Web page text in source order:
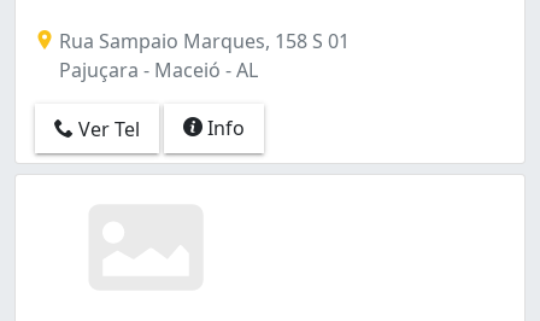
Rua Sampaio Marques, 158 S 01
Pajuçara - Maceió - AL
Ver Tel Info